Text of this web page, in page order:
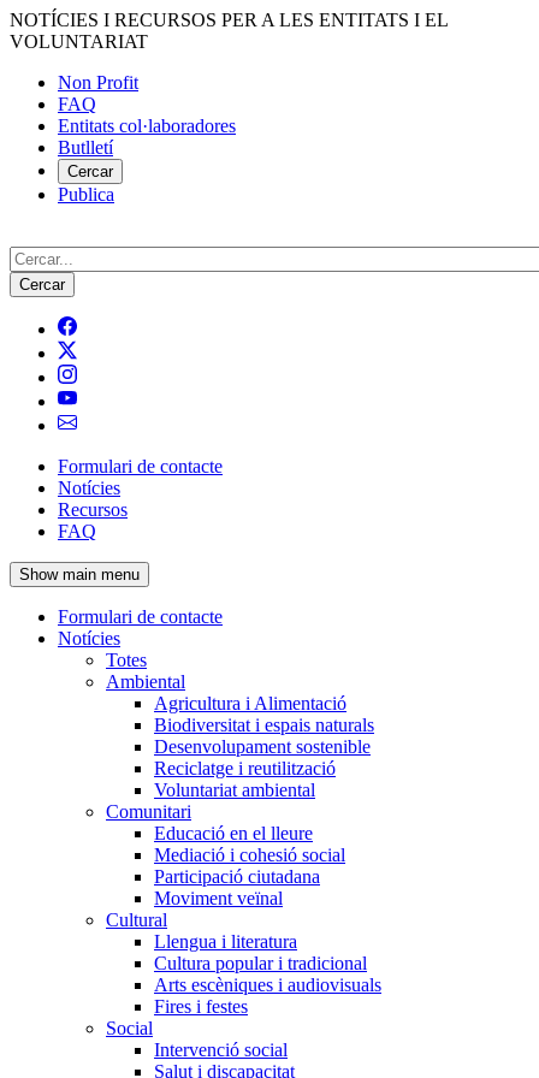
Vés
al
NOTÍCIES I RECURSOS PER A LES ENTITATS I EL
VOLUNTARIAT
Menú
del
compte
d'usuari
Non Profit
FAQ
Entitats col·laboradores
Butlletí
Cercar
Publica
Cerca
Navegació
principal
de
l'encapçalament
Formulari de contacte
Notícies
Recursos
FAQ
Show main menu
Navegació
principal
Formulari de contacte
Notícies
Totes
Ambiental
Agricultura i Alimentació
Biodiversitat i espais naturals
Desenvolupament sostenible
Reciclatge i reutilització
Voluntariat ambiental
Comunitari
Educació en el lleure
Mediació i cohesió social
Participació ciutadana
Moviment veïnal
Cultural
Llengua i literatura
Cultura popular i tradicional
Arts escèniques i audiovisuals
Fires i festes
Social
Intervenció social
Salut i discapacitat